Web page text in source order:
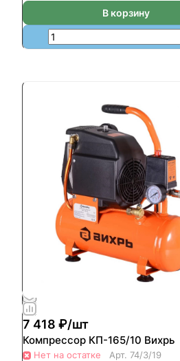
В корзину
7 418 ₽/шт
Компрессор КП-165/10 Вихрь
Нет на остатке Арт. 74/3/19